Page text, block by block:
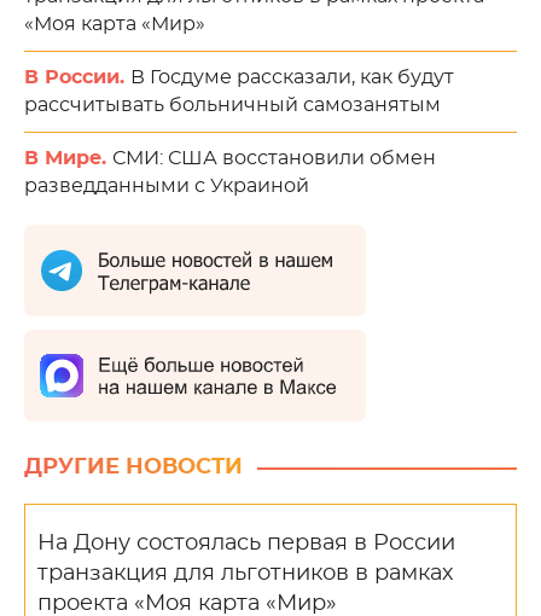
«Моя карта «Мир»
В России. В Госдуме рассказали, как будут
рассчитывать больничный самозанятым
В Мире. СМИ: США восстановили обмен
разведданными с Украиной
ДРУГИЕ НОВОСТИ
На Дону состоялась первая в России
транзакция для льготников в рамках
проекта «Моя карта «Мир»